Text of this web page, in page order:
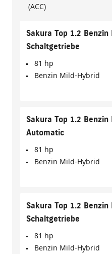
(ACC)
Sakura Top 1.2 Benzin
Schaltgetriebe
81 hp
Benzin Mild-Hybrid
Sakura Top 1.2 Benzin
Automatic
81 hp
Benzin Mild-Hybrid
Sakura Top 1.2 Benzin
Schaltgetriebe
81 hp
Benzin Mild-Hybrid